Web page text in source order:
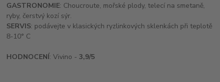
GASTRONOMIE: Choucroute, mořské plody, telecí na smetaně,
ryby, čerstvý kozí sýr.
SERVIS: podávejte v klasických ryzlinkových sklenkách při teplotě
8-10° C
HODNOCENÍ: Vivino -3,9/5